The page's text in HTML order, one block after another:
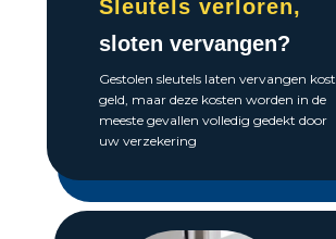
Sleutels verloren,
sloten vervangen?
Gestolen sleutels laten vervangen kost
geld, maar deze kosten worden in de
meeste gevallen volledig gedekt door
uw verzekering